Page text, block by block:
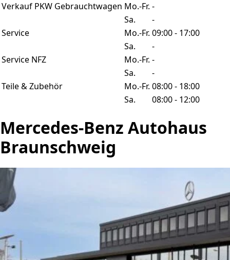
Verkauf PKW Gebrauchtwagen Mo.-Fr. -
Sa.
-
Service
Mo.-Fr. 09:00 - 17:00
Sa.
-
Service NFZ
Mo.-Fr. -
Sa.
-
Teile & Zubehör
Mo.-Fr. 08:00 - 18:00
Sa.
08:00 - 12:00
Mercedes-Benz Autohaus
Braunschweig